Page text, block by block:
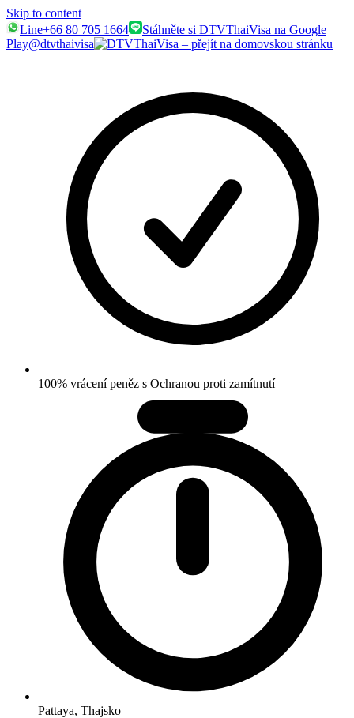
Skip to content
Line+66 80 705 1664
Stáhněte si DTVThaiVisa na Google
Play@dtvthaivisa
100% vrácení peněz s Ochranou proti zamítnutí
Pattaya, Thajsko